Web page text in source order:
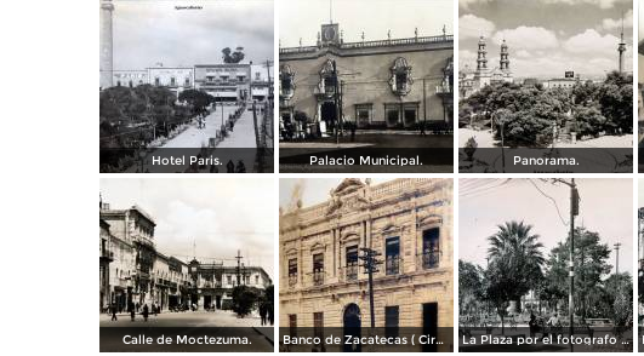
Hotel Paris. Palacio Municipal. Panorama.
Calle de Moctezuma. Banco de Zacatecas ( Circulada el 6 de Febrero de 1920 ). La Plaza por el fotografo Manuel Obregon.